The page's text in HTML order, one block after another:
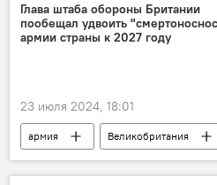
Глава штаба обороны Британии
пообещал удвоить
армии страны к 2027 году
23 июля 2024, 18:01
армия Великобритания